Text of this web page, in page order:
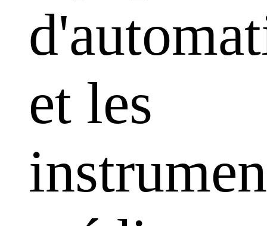
et les